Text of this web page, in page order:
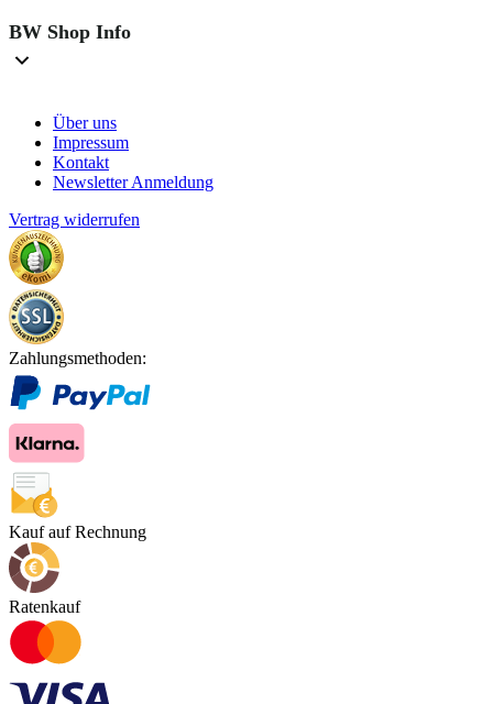
BW Shop Info
Über uns
Impressum
Kontakt
Newsletter Anmeldung
Vertrag widerrufen
Zahlungsmethoden:
Kauf auf Rechnung
Ratenkauf